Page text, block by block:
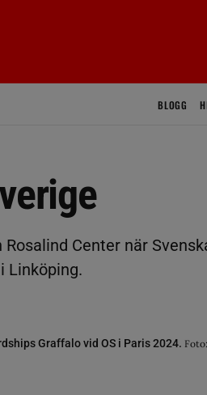
BLOGG
Center när
Linköping.
Graffalo vid OS i Paris 2024.